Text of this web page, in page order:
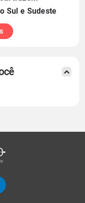
Sul e Sudeste